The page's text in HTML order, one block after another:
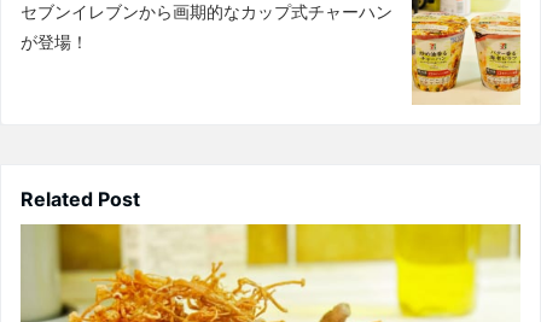
セブンイレブンから画期的なカップ式チャーハン
が登場！
Related Post